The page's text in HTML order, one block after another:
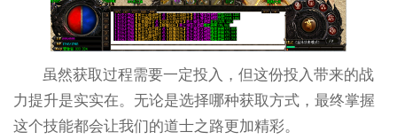
虽然获取过程需要一定投入，但这份投入带来的战
力提升是实实在。无论是选择哪种获取方式，最终掌握
这个技能都会让我们的道士之路更加精彩。